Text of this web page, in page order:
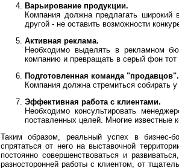
Варьирование продукции.
Компания должна предлагать широкий
другой - не оставить возможности
Активная реклама.
Необходимо выделять в рекламном
компанию и превращать в серый фон тот
Подготовленная команда "продавцов".
Компания должна стремиться собирать
Эффективная работа с клиентами.
Необходимо консультировать
поставленных целей. Многие известные
Таким образом, реальный успех в бизнес-
спрятаться от него на выставочной
постоянно совершенствоваться и
разносторонней работы с клиентом, от